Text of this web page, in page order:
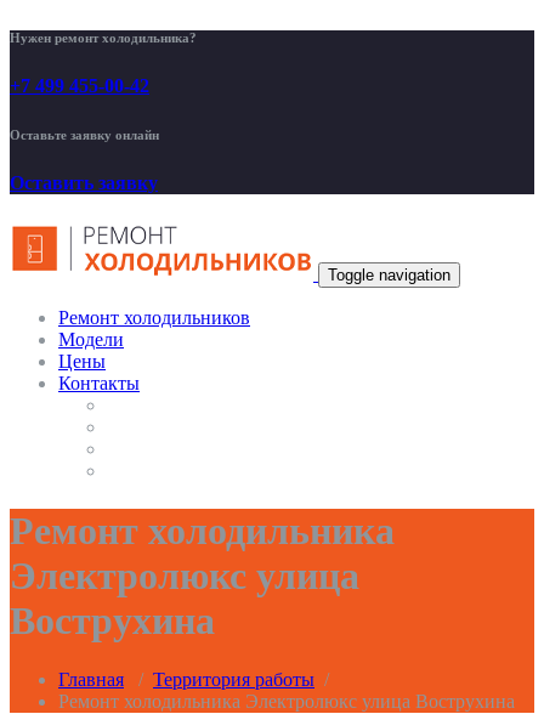
Нужен ремонт холодильника?
+7 499 455-00-42
Оставьте заявку онлайн
Оставить заявку
Toggle navigation
Ремонт холодильников
Модели
Цены
Контакты
Ремонт холодильника
Электролюкс улица
Вострухина
Главная / Территория работы /
Ремонт холодильника Электролюкс улица Вострухина